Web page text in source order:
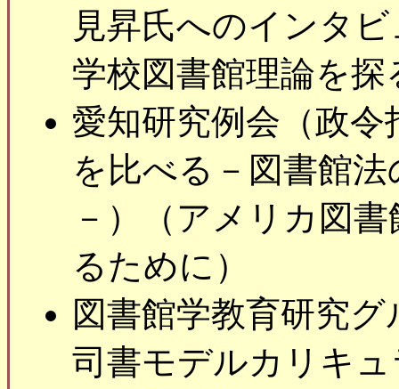
見昇氏へのインタ
学校図書館理論を
愛知研究例会（政
を比べる－図書館
－）（アメリカ図
るために）
図書館学教育研究
司書モデルカリキ